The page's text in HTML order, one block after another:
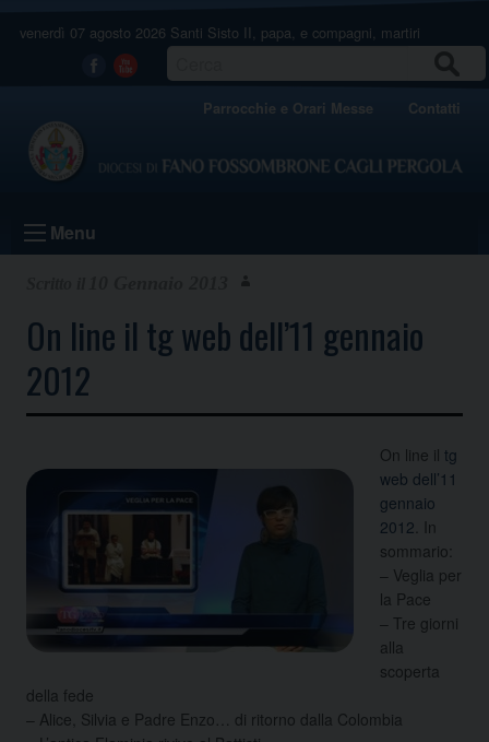
venerdì 07 agosto 2026 Santi Sisto II, papa, e compagni, martiri
Facebook
Youtube
Parrocchie e Orari Messe Contatti
Menu
On line il tg web dell’11 gennaio
2012
On line il tg
web dell’11
gennaio
2012 . In
sommario:
– Veglia per
la Pace
– Tre giorni
alla
scoperta
della fede
– Alice, Silvia e Padre Enzo…
di ritorno dalla Colombia